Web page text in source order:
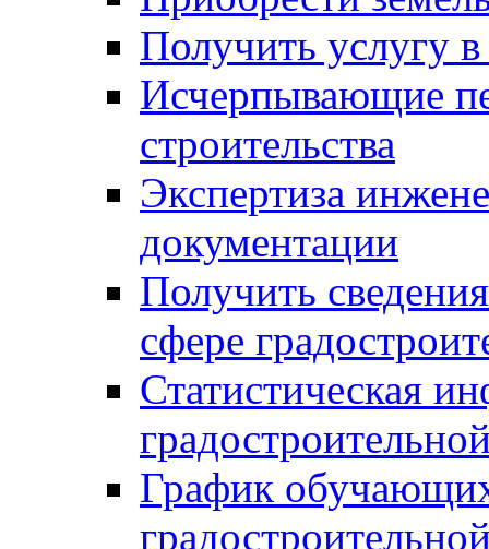
Получить услугу в
Исчерпывающие
строительства
Экспертиза
документации
Получить
сфере
Статистическая
График